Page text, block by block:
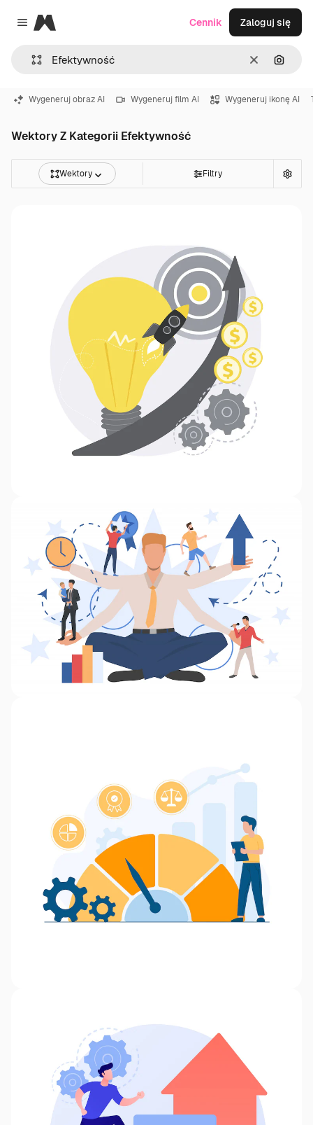
Close menu
Magnific
WyczyśćSzukaj
Cennik Zaloguj się
Wygeneruj obraz AI Wygeneruj film AI Wygeneruj ikonę AI
Wektory Z Kategorii Efektywność
Wektory Filtry